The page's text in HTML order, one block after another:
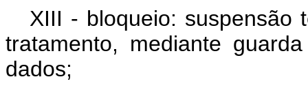
XIII - bloqueio: suspensão
tratamento, mediante
dados;